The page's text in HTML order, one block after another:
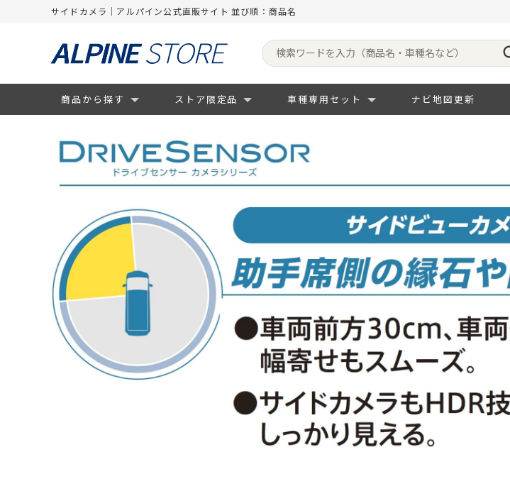
サイドカメラ｜アルパイン公式直販サイト 並び順：商品名
商品から探す ストア限定品 車種専用セット ナビ地図更新